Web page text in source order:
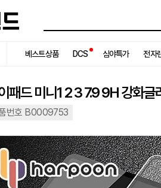
베스트상품 DCS 심야특가 전자
패드 미니1 2 3 7.9 9H 강화글
번호 B0009753